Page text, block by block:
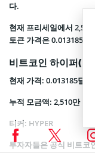
다.
현재 프리세일에서 2,510
토큰 가격은 0.013185
비트코인 하이퍼
현재 가격: 0.013185달
누적 모금액: 2,510만 달
티커: HYPER
투자자들은 공식 비트코